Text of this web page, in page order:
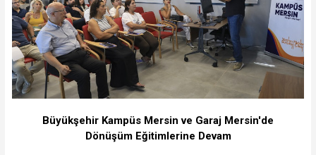
Büyükşehir Kampüs Mersin ve Garaj Mersin'de
Dönüşüm Eğitimlerine Devam